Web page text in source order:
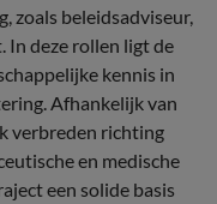
zoals beleidsadviseur,
deze rollen ligt de
kennis in
Afhankelijk van
verbreden richting
en medische
een solide basis